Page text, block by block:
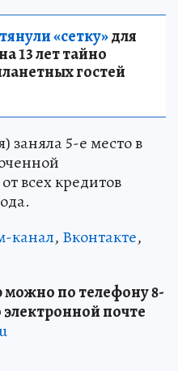
«сетку»для
13 лет тайно
гостей
заняла 5-е место в
всех кредитов
канал, Вконтакте,
по телефону 8-
электронной почте